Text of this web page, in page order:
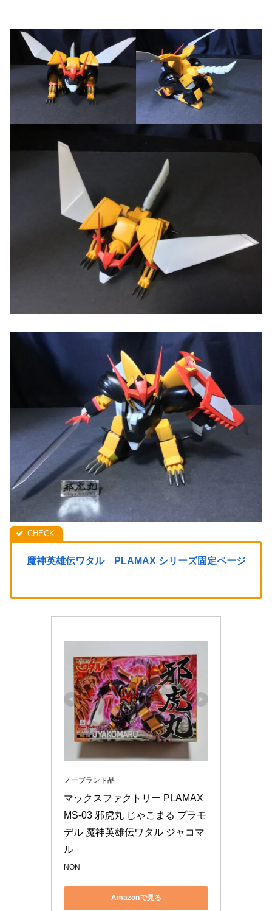
魔神英雄伝ワタル PLAMAX シリーズ固定ページ
ノーブランド品
マックスファクトリー PLAMAX
MS-03 邪虎丸 じゃこまる プラモ
デル 魔神英雄伝ワタル ジャコマ
ル
NON
Amazonで見る